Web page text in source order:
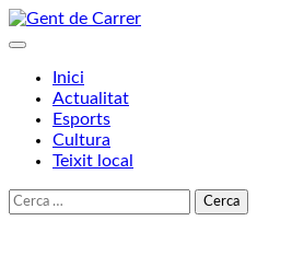
Skip
to
Inici
Actualitat
Esports
Cultura
Teixit local
Cerca: